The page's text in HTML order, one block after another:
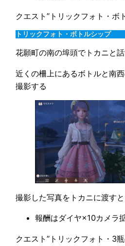
クエスト”トリックフォト・ボ
トリックフォト・ボトルシップ
花願町の南の埠頭でトカニと
近くの柵上にあるボトルと南
撮影する
撮影した写真をトカニに渡す
報酬はダイヤ×10カメラ
クエスト”トリックフォト・3